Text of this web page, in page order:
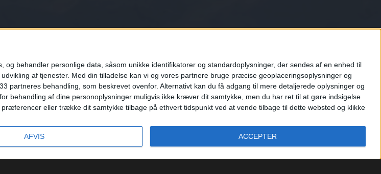
behandler personlige data, såsom unikke identifikatorer og standardoplysninger, der sendes af en enhed til
af tjenester. Med din tilladelse kan vi og vores partnere bruge præcise geoplaceringsoplysninger og
partneres behandling, som beskrevet ovenfor. Alternativt kan du få adgang til mere detaljerede oplysninger og
behandling af dine personoplysninger muligvis ikke kræver dit samtykke, men du har ret til at gøre indsigelse
eller trække dit samtykke tilbage på ethvert tidspunkt ved at vende tilbage til dette websted og klikke
AFVIS ACCEPTER
PARTNERSKAB/PRESSE/PRIVATLIVSPOLITIK/VILKÅR
© 2026REJS365